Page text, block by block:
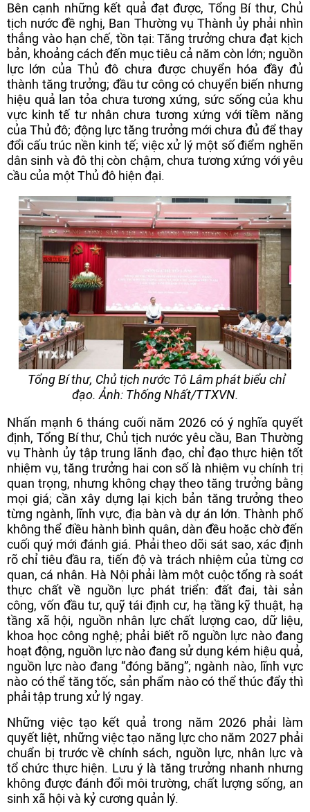
Bên cạnh những kết quả đạt được, Tổng Bí thư, Chủ
tịch nước đề nghị, Ban Thường vụ Thành ủy phải nhìn
thẳng vào hạn chế, tồn tại: Tăng trưởng chưa đạt kịch
bản, khoảng cách đến mục tiêu cả năm còn lớn; nguồn
lực lớn của Thủ đô chưa được chuyển hóa đầy đủ
thành tăng trưởng; đầu tư công có chuyển biến nhưng
hiệu quả lan tỏa chưa tương xứng, sức sống của khu
vực kinh tế tư nhân chưa tương xứng với tiềm năng
của Thủ đô; động lực tăng trưởng mới chưa đủ để thay
đổi cấu trúc nền kinh tế; việc xử lý một số điểm nghẽn
dân sinh và đô thị còn chậm, chưa tương xứng với yêu
cầu của một Thủ đô hiện đại.
Tổng Bí thư, Chủ tịch nước Tô Lâm phát biểu chỉ
đạo. Ảnh: Thống Nhất/TTXVN.
Nhấn mạnh 6 tháng cuối năm 2026 có ý nghĩa quyết
định, Tổng Bí thư, Chủ tịch nước yêu cầu, Ban Thường
vụ Thành ủy tập trung lãnh đạo, chỉ đạo thực hiện tốt
nhiệm vụ, tăng trưởng hai con số là nhiệm vụ chính trị
quan trọng, nhưng không chạy theo tăng trưởng bằng
mọi giá; cần xây dựng lại kịch bản tăng trưởng theo
từng ngành, lĩnh vực, địa bàn và dự án lớn. Thành phố
không thể điều hành bình quân, dàn đều hoặc chờ đến
cuối quý mới đánh giá. Phải theo dõi sát sao, xác định
rõ chỉ tiêu đầu ra, tiến độ và trách nhiệm của từng cơ
quan, cá nhân. Hà Nội phải làm một cuộc tổng rà soát
thực chất về nguồn lực phát triển: đất đai, tài sản
công, vốn đầu tư, quỹ tái định cư, hạ tầng kỹ thuật, hạ
tầng xã hội, nguồn nhân lực chất lượng cao, dữ liệu,
khoa học công nghệ; phải biết rõ nguồn lực nào đang
hoạt động, nguồn lực nào đang sử dụng kém hiệu quả,
nguồn lực nào đang “đóng băng”; ngành nào, lĩnh vực
nào có thể tăng tốc, sản phẩm nào có thể thúc đẩy thì
phải tập trung xử lý ngay.
Những việc tạo kết quả trong năm 2026 phải làm
quyết liệt, những việc tạo năng lực cho năm 2027 phải
chuẩn bị trước về chính sách, nguồn lực, nhân lực và
tổ chức thực hiện. Lưu ý là tăng trưởng nhanh nhưng
không được đánh đổi môi trường, chất lượng sống, an
sinh xã hội và kỷ cương quản lý.